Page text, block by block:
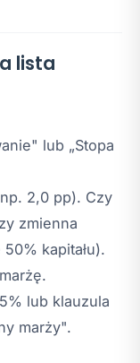
lista
lub „Stopa
2,0 pp). Czy
zmienna
kapitału).
lub klauzula
marży".